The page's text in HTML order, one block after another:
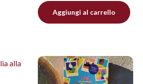
Aggiungi al carrello